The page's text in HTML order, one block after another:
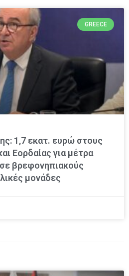
GREECE
1,7 εκατ. ευρώ στους
Εορδαίας για μέτρα
βρεφονηπιακούς
μονάδες